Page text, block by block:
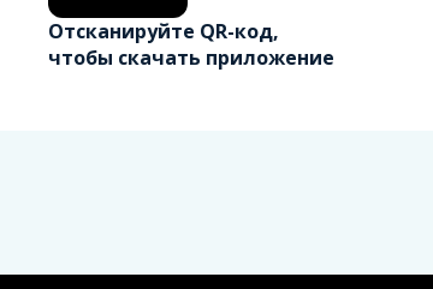
Отсканируйте QR-код,
чтобы скачать приложение